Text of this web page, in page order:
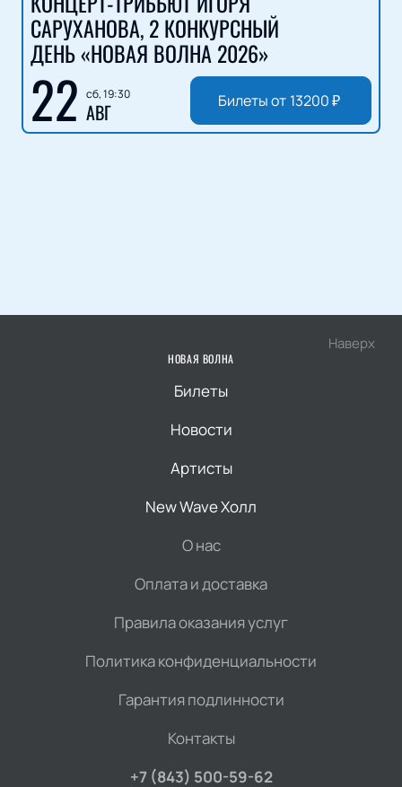
САРУХАНОВА, 2 КОНКУРСНЫЙ
ДЕНЬ «НОВАЯ ВОЛНА 2026»
22 сб, 19:30
АВГ Билеты от 13200₽
Наверх
НОВАЯ ВОЛНА
Билеты
Новости
Артисты
New Wave Холл
О нас
Оплата и доставка
Правила оказания услуг
Политика конфиденциальности
Гарантия подлинности
Контакты
+7 (843) 500-59-62